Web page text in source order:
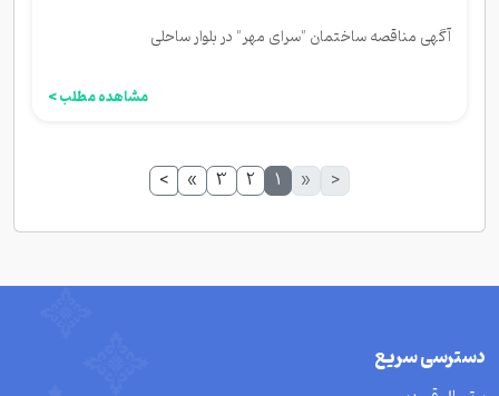
آگهی مناقصه ساختمان "سرای مهر" در بلوار ساحلی
مشاهده مطلب >
<
«
1
2
3
»
>
دسترسی سریع